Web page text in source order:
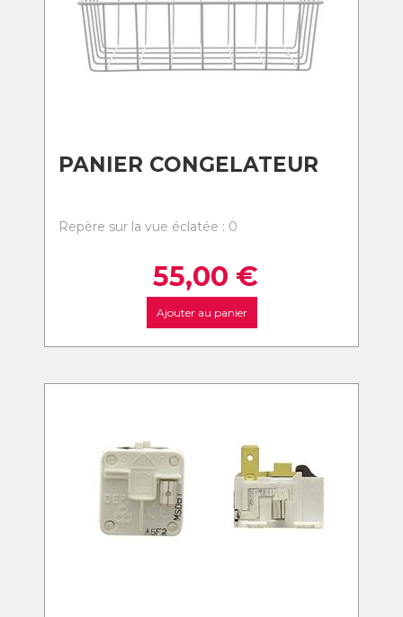
PANIER CONGELATEUR
Repère sur la vue éclatée : 0
55,00 €
Ajouter au panier